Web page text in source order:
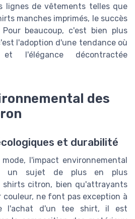
lignes de vêtements telles que
manches imprimés, le succès
beaucoup, c'est bien plus
l'adoption d'une tendance où
l'élégance décontractée
des
et durabilité
l'impact environnemental
un sujet de plus en plus
shirts citron, bien qu'attrayants
couleur, ne font pas exception à
l'achat d'un tee shirt, il est